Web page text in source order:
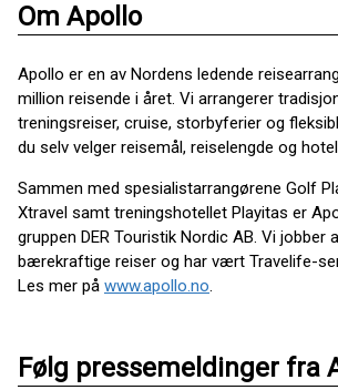
Om Apollo
Apollo er en av Nordens ledende
million reisende i året. Vi arrangerer
treningsreiser, cruise, storbyferier og
du selv velger reisemål, reiselengde og
Sammen med spesialistarrangørene Golf
Xtravel samt treningshotellet Playitas er
gruppen DER Touristik Nordic AB. Vi jobber
bærekraftige reiser og har vært Travelife-
Les mer på www.apollo.no.
Følg pressemeldinger fra